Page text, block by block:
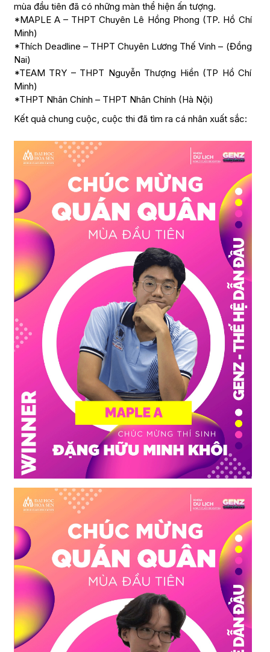
mùa đầu tiên đã có những màn thể hiện ấn tượng.
*MAPLE A – THPT Chuyên Lê Hồng Phong (TP. Hồ Chí
Minh)
*Thích Deadline – THPT Chuyên Lương Thế Vinh – (Đồng
Nai)
*TEAM TRY – THPT Nguyễn Thượng Hiền (TP Hồ Chí
Minh)
*THPT Nhân Chính – THPT Nhân Chính (Hà Nội)
Kết quả chung cuộc, cuộc thi đã tìm ra cá nhân xuất sắc: